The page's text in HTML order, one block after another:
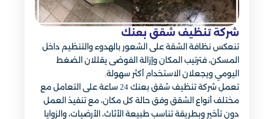
شركة تنظيف شقق بعنك
تنعكس نظافة الشقة على الشعور بالهدوء والتنظيم داخل
المسكن، فترتيب المكان وإزالة الفوضى يقللان الضغط
اليومي ويجعلان الاستخدام أكثر سهولة.
تعمل شركة تنظيف شقق بعنك 24 ساعة على التعامل مع
مختلف أنواع الشقق وفق حالة كل مكان، مع تنفيذ العمل
دون تأخير وبطريقة تناسب طبيعة الأثاث، الأرضيات، والزوايا